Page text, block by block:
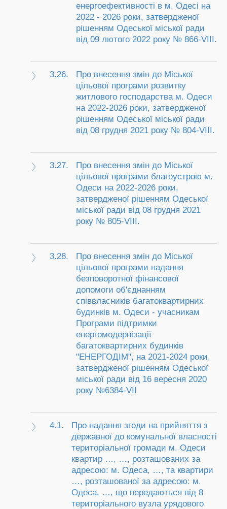
енергоефективності в м. Одесі на
2022 - 2026 роки, затвердженої
рішенням Одеської міської ради
від 09 лютого 2022 року № 866-VIIІ.
3.26.
Про внесення змін до Міської
цільової програми розвитку
житлового господарства м. Одеси
на 2022-2026 роки, затвердженої
рішенням Одеської міської ради
від 08 грудня 2021 року № 804-VІІІ.
3.27.
Про внесення змін до Міської
цільової програми благоустрою м.
Одеси на 2022-2026 роки,
затвердженої рішенням Одеської
міської ради від 08 грудня 2021
року № 805-VIІI.
3.28.
Про внесення змін до Міської
цільової програми надання
безповоротної фінансової
допомоги об'єднанням
співвласників багатоквартирних
будинків м. Одеси - учасникам
Програми підтримки
енергомодернізації
багатоквартирних будинків
"ЕНЕРГОДІМ", на 2021-2024 роки,
затвердженої рішенням Одеської
міської ради від 16 вересня 2020
року №6384-VII
4.1.
Про надання згоди на прийняття з
державної до комунальної власності
територіальної громади м. Одеси
квартир …, …, розташованих за
адресою: м. Одеса, …, та квартири
…, розташованої за адресою: м.
Одеса, …, що передаються від 8
територіального вузла урядового